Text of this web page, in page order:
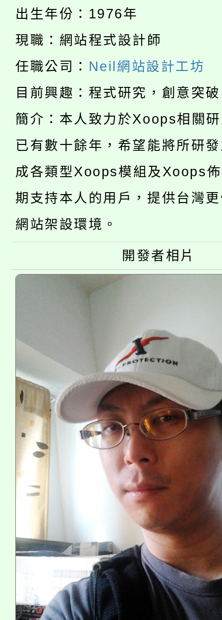
半價優惠，詳情可洽有
者。
份教師增能研習
大溪自造教育及科技中
份教師研習
淨零綠生活教案入校路
會
代理(課)教師甄選結果
告(尚有缺額)
8/21下午1時於龍潭區
YOUNG桃局內行報名
局官網。
8月14至27日，桃園電
開!
115年桃園市運動會8/
田徑場及游泳池舉行。
桃園市低收入戶享有免
視費優惠，中低收入戶
半價優惠，詳情可洽有
大園自造教育及科技中
份教師增能研習
大溪自造教育及科技
份教師研習
淨零綠生活教案入校路
出生年份：1976年
現職：網站程式設計師
任職公司： Neil網站設計工坊
目前興趣：程式研究，創意突
簡介：本人致力於Xoops相關
已有數十餘年，希望能將所研
成各類型Xoops模組及Xoops
期支持本人的用戶，提供台灣
網站架設環境。
開發者相片